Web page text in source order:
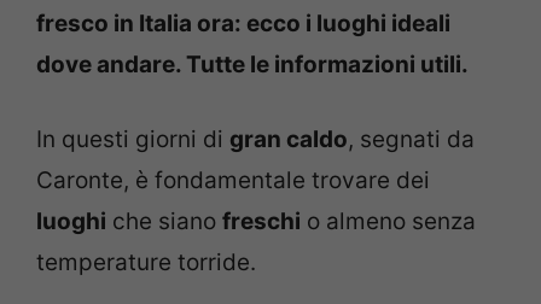
fresco in Italia ora: ecco i luoghi ideali
dove andare. Tutte le informazioni utili.
In questi giorni di gran caldo, segnati da
Caronte, è fondamentale trovare dei
luoghi che siano freschi o almeno senza
temperature torride.